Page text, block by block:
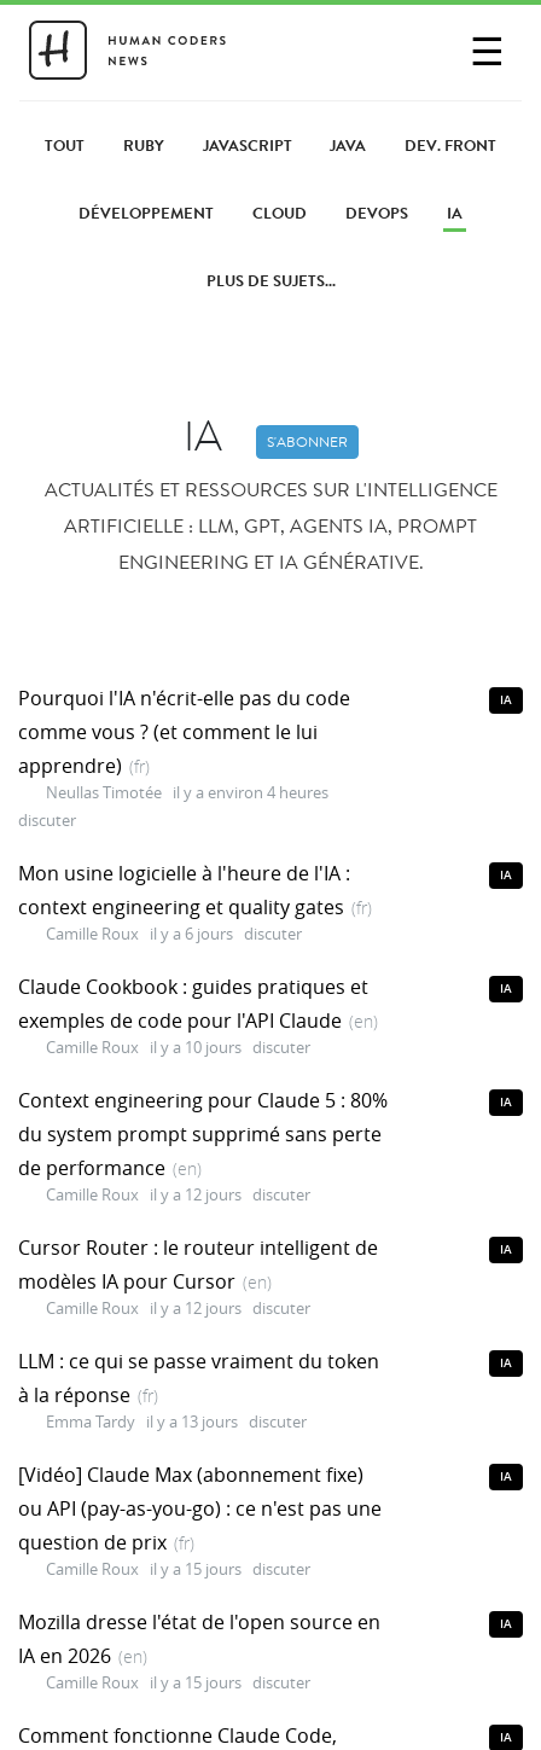
☰
PARTAGER UN LIEN
TOUT RUBY JAVASCRIPT JAVA DEV. FRONT
DÉVELOPPEMENT CLOUD DEVOPS IA
PLUS DE SUJETS...
IA S'ABONNER
ACTUALITÉS ET RESSOURCES SUR L'INTELLIGENCE
ARTIFICIELLE : LLM, GPT, AGENTS IA, PROMPT
ENGINEERING ET IA GÉNÉRATIVE.
Pourquoi l'IA n'écrit-elle pas du code
comme vous ? (et comment le lui
apprendre) (fr)
Neullas Timotée il y a environ 4 heures
discuter
IA
Mon usine logicielle à l'heure de l'IA :
context engineering et quality gates (fr)
Camille Roux il y a 6 jours discuter
IA
Claude Cookbook : guides pratiques et
exemples de code pour l'API Claude (en)
Camille Roux il y a 10 jours discuter
IA
Context engineering pour Claude 5 : 80%
du system prompt supprimé sans perte
de performance (en)
Camille Roux il y a 12 jours discuter
IA
Cursor Router : le routeur intelligent de
modèles IA pour Cursor (en)
Camille Roux il y a 12 jours discuter
IA
LLM : ce qui se passe vraiment du token
à la réponse (fr)
Emma Tardy il y a 13 jours discuter
IA
[Vidéo] Claude Max (abonnement fixe)
ou API (pay-as-you-go) : ce n'est pas une
question de prix (fr)
Camille Roux il y a 15 jours discuter
IA
Mozilla dresse l'état de l'open source en
IA en 2026 (en)
Camille Roux il y a 15 jours discuter
IA
Comment fonctionne Claude Code,
IA